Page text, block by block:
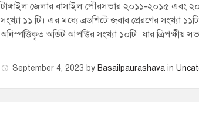
টাঙ্গাইল জেলার বাসাইল পৌরসভার ২০১১-২০১৫ এবং
সংখ্যা ১১ টি। এর মধ্যে ব্রডশিটে জবাব প্রেরণের সংখ্যা
অনিস্পত্তিকৃত অডিট আপত্তির সংখ্যা ১০টি। যার ত্রিপক্ষীয়
September 4, 2023 by Basailpaurashava in